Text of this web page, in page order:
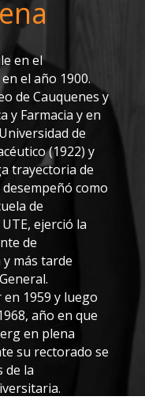
en el
el año 1900.
de Cauquenes y
y Farmacia y en
de
(1922) y
trayectoria de
como
de
ejerció la
de
y más tarde
1959 y luego
año en que
en plena
su rectorado se
de la